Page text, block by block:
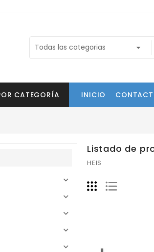
CATEGORÍA INICIO





Listado de
HEIS